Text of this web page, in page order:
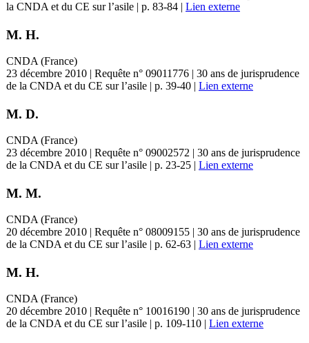
la CNDA et du CE sur l’asile | p. 83-84 | Lien externe
M. H.
CNDA (France)
23 décembre 2010 | Requête n° 09011776 | 30 ans de jurisprudence
de la CNDA et du CE sur l’asile | p. 39-40 | Lien externe
M. D.
CNDA (France)
23 décembre 2010 | Requête n° 09002572 | 30 ans de jurisprudence
de la CNDA et du CE sur l’asile | p. 23-25 | Lien externe
M. M.
CNDA (France)
20 décembre 2010 | Requête n° 08009155 | 30 ans de jurisprudence
de la CNDA et du CE sur l’asile | p. 62-63 | Lien externe
M. H.
CNDA (France)
20 décembre 2010 | Requête n° 10016190 | 30 ans de jurisprudence
de la CNDA et du CE sur l’asile | p. 109-110 | Lien externe